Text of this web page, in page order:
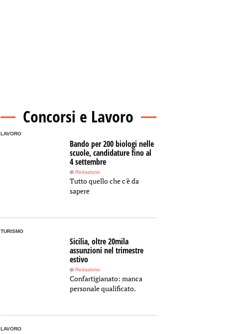
Concorsi e Lavoro
LAVORO
Bando per 200 biologi nelle
scuole, candidature fino al
4 settembre
di Redazione
Tutto quello che c'è da
sapere
TURISMO
Sicilia, oltre 20mila
assunzioni nel trimestre
estivo
di Redazione
Confartigianato: manca
personale qualificato.
LAVORO